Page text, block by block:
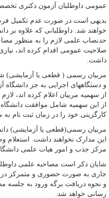
عمومی داوطلبان آزمون دکتری تخصصی سال ۱۴۰۲
بدیهی است در صورت عدم تکمیل
خواهند شد. داوطلبانی که علاوه بر
حدنصاب علمی لازم را به منظور
صلاحیت عمومی اقدام کرده اند،
داشت.
مربیان رسمی ( قطعی یا
و دستگاههای اجرایی به جز دانشگاه
از سهمیه مربیان اعلام کرده اند،
از این سهمیه شامل موافقت
کارگزینی خود را در زمان ثبت نام به
مربیان رسمی(قطعی یا آزمایشی)
این مدارک نخواهند داشت. استعلام
مرکز جذب و امور هیات علمی
شایان ذکر است مصاحبه علمی
جاری به صورت حضوری و متمرکز در
و نحوه دریافت برگه ورود به جلسه
رسانی خواهد شد.